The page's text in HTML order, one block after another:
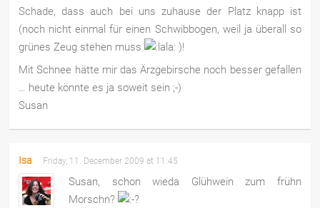
Schade, dass auch bei uns zuhause der Platz knapp ist
(noch nicht einmal für einen Schwibbogen, weil ja überall so
grünes Zeug stehen muss
)!
Mit Schnee hätte mir das Ärzgebirsche noch besser gefallen
… heute könnte es ja soweit sein ;-)
Susan
Isa Friday, 11. December 2009 at 11:45
Susan, schon wieda Glühwein zum frühn
Morschn?